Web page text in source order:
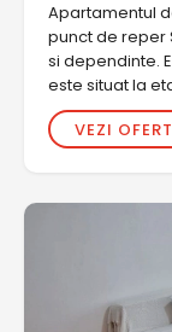
Apartamentul
punct de reper
si dependinte.
este situat la
VEZI